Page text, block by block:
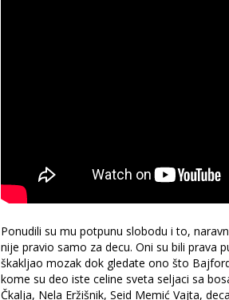
Ponudili su mu potpunu slobodu i to,
nije pravio samo za decu. Oni su bili prava
škakljao mozak dok gledate ono što
kome su deo iste celine sveta seljaci sa
Čkalja, Nela Eržišnik, Seid Memić Vajta,